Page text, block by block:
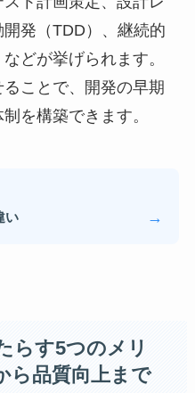
発（TDD）、継続的
どが挙げられます。
ことで、開発の早期
を構築できます。
い →
らす5つのメリ
ら品質向上まで